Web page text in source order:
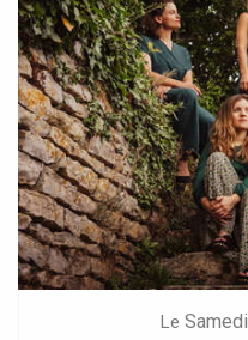
Le Samedi